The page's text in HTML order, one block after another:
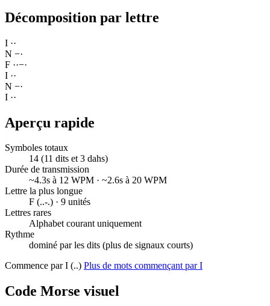
Décomposition par lettre
I ··
N −·
F ··−·
I ··
N −·
I ··
Aperçu rapide
Symboles totaux
14 (11 dits et 3 dahs)
Durée de transmission
~4.3s à 12 WPM · ~2.6s à 20 WPM
Lettre la plus longue
F (..-.) · 9 unités
Lettres rares
Alphabet courant uniquement
Rythme
dominé par les dits (plus de signaux courts)
Commence par I (..) Plus de mots commençant par I
Code Morse visuel